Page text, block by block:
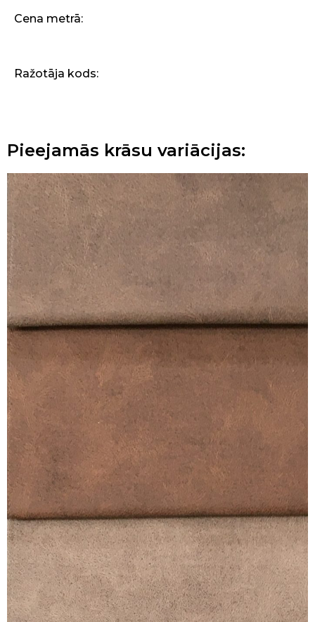
Pieejamās krāsu variācijas:
Cena metrā:
Ražotāja kods: